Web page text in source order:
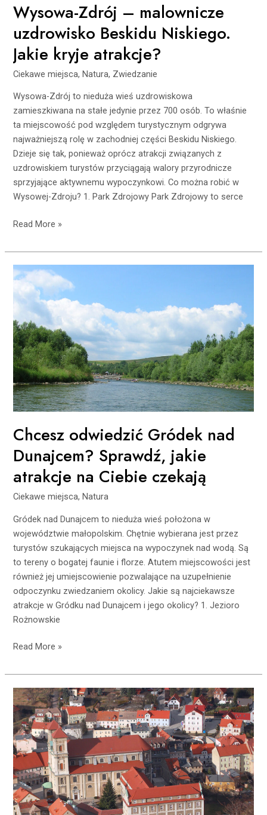
Wysowa-Zdrój – malownicze
uzdrowisko Beskidu Niskiego.
Jakie kryje atrakcje?
Ciekawe miejsca,Natura, Zwiedzanie
Wysowa-Zdrój to nieduża wieś uzdrowiskowa
zamieszkiwana na stałe jedynie przez 700 osób. To właśnie
ta miejscowość pod względem turystycznym odgrywa
najważniejszą rolę w zachodniej części Beskidu Niskiego.
Dzieje się tak, ponieważ oprócz atrakcji związanych z
uzdrowiskiem turystów przyciągają walory przyrodnicze
sprzyjające aktywnemu wypoczynkowi. Co można robić w
Wysowej-Zdroju? 1. Park Zdrojowy Park Zdrojowy to serce
Read More »
Chcesz odwiedzić Gródek nad
Dunajcem? Sprawdź, jakie
atrakcje na Ciebie czekają
Ciekawe miejsca,Natura
Gródek nad Dunajcem to nieduża wieś położona w
województwie małopolskim. Chętnie wybierana jest przez
turystów szukających miejsca na wypoczynek nad wodą. Są
to tereny o bogatej faunie i florze. Atutem miejscowości jest
również jej umiejscowienie pozwalające na uzupełnienie
odpoczynku zwiedzaniem okolicy. Jakie są najciekawsze
atrakcje w Gródku nad Dunajcem i jego okolicy? 1. Jezioro
Rożnowskie
Chcesz
odwiedzić
Gródek
nad
Dunajcem?
Sprawdź,
jakie
atrakcje
na
Ciebie
czekają
Read More »
Miasto
Cudów
–
dlaczego
warto
odwiedzić
Bardo?